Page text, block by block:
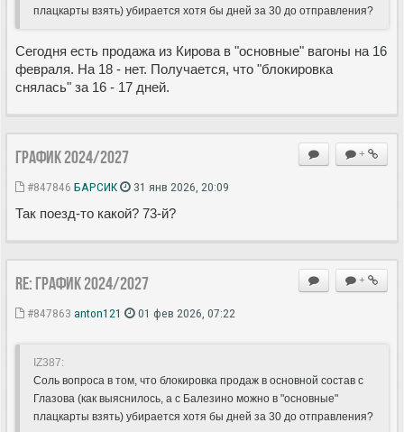
плацкарты взять) убирается хотя бы дней за 30 до отправления?
Сегодня есть продажа из Кирова в "основные" вагоны на 16
февраля. На 18 - нет. Получается, что "блокировка
снялась" за 16 - 17 дней.
+
ГРАФИК 2024/2027
#847846 БАРСИК 31 янв 2026, 20:09
Так поезд-то какой? 73-й?
+
Re: ГРАФИК 2024/2027
#847863 anton121 01 фев 2026, 07:22
IZ387:
Соль вопроса в том, что блокировка продаж в основной состав с
Глазова (как выяснилось, а с Балезино можно в "основные"
плацкарты взять) убирается хотя бы дней за 30 до отправления?